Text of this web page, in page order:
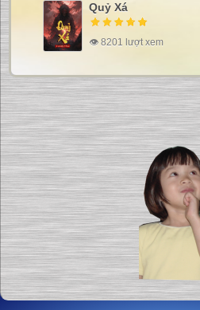
Quỷ Xá
👁 8201 lượt xem